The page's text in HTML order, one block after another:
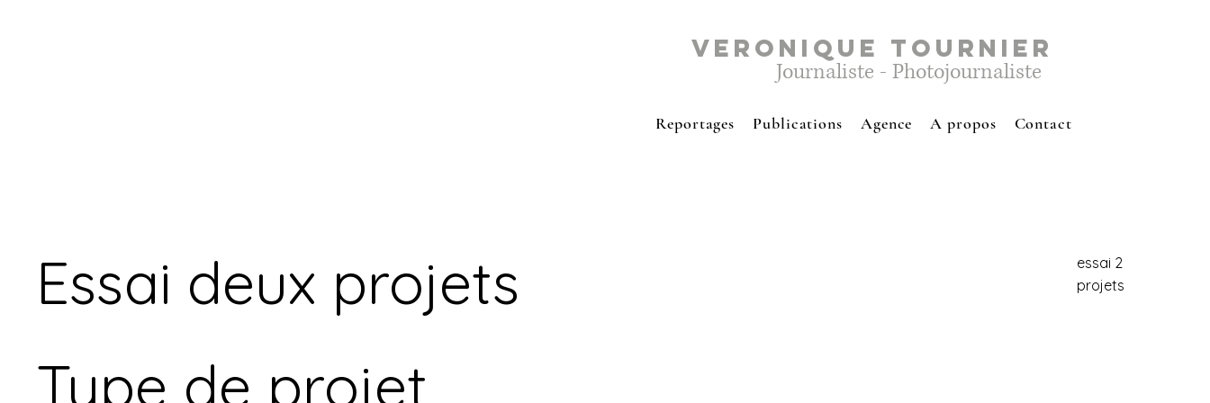
Journaliste - Photojournaliste
VERONIQUE TOURNIER
Reportages Publications Agence A propos Contact
Essai deux projets
Type de projet
essai 2
projets